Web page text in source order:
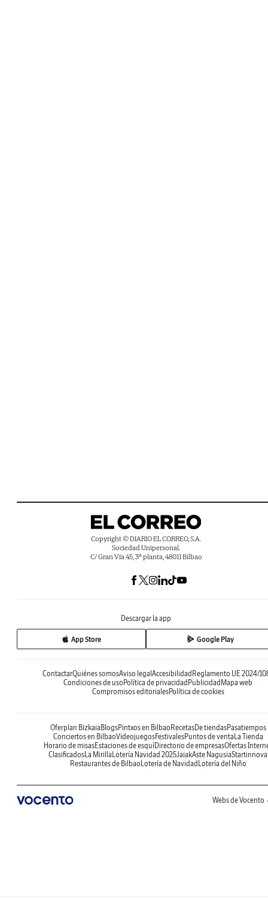
Copyright © DIARIO EL CORREO, S.A.
Sociedad Unipersonal.
C/ Gran Vía 45, 3ª planta, 48011 Bilbao
Descargar la app
App Store Google Play
ContactarQuiénes somosAviso legal Accesibilidad Reglamento UE 2024/
Condiciones de uso Política de privacidad Publicidad Mapa web
Compromisos editorialesPolítica de cookies
Oferplan Bizkaia BlogsPintxos en Bilbao RecetasDe tiendasPasatiempos
Conciertos en BilbaoVideojuegosFestivalesPuntos de venta La Tienda
Horario de misasEstaciones de esquíDirectorio de empresasOfertas
ClasificadosLa Mirilla Lotería Navidad 2025JaiakAste NagusiaStartinnova
Restaurantes de Bilbao Lotería de Navidad Lotería del Niño
Webs de Vocento